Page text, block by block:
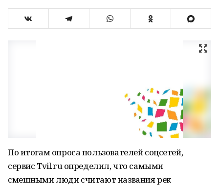
По итогам опроса пользователей соцсетей,
сервис Tvil.ru определил, что самыми
смешными люди считают названия рек